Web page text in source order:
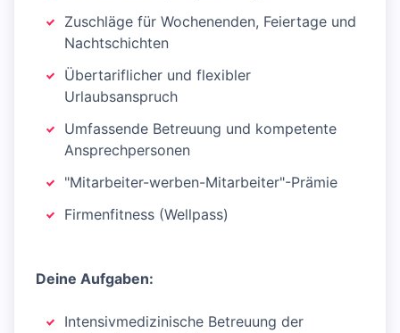
Zuschläge für Wochenenden, Feiertage und
Nachtschichten
Übertariflicher und flexibler
Urlaubsanspruch
Umfassende Betreuung und kompetente
Ansprechpersonen
"Mitarbeiter-werben-Mitarbeiter"-Prämie
Firmenfitness (Wellpass)
Deine Aufgaben:
Intensivmedizinische Betreuung der